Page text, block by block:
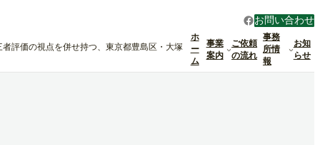
評価の視点を併せ持つ、東京都豊島区・大塚
Facebook
お問い合わせ
ホ
ー
ム
事業
案内
ご依頼
の流れ
事務
所情
報
お知
らせ